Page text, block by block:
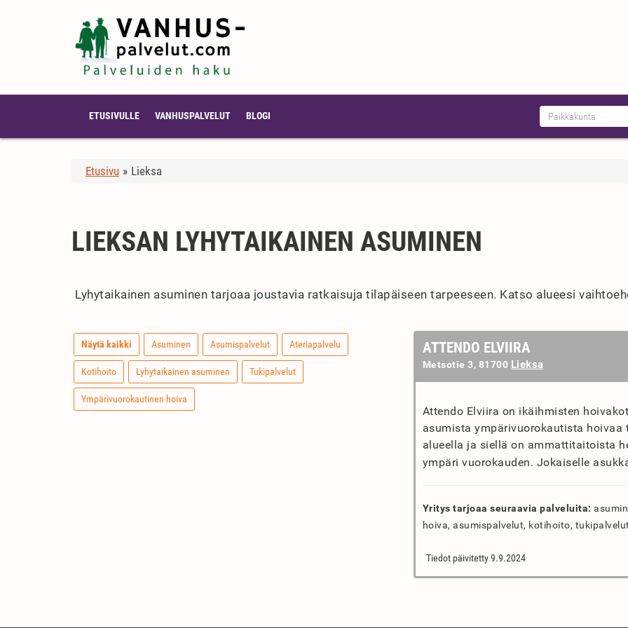
ETUSIVULLE VANHUSPALVELUT BLOGI
Etusivu » Lieksa
LIEKSAN LYHYTAIKAINEN ASUMINEN
Lyhytaikainen asuminen tarjoaa joustavia ratkaisuja tilapäiseen tarpeeseen. Katso alueesi
Näytä kaikki Asuminen Asumispalvelut Ateriapalvelu
Kotihoito Lyhytaikainen asuminen Tukipalvelut
Ympärivuorokautinen hoiva
ATTENDO ELVIIRA
Metsotie 3, 81700 Lieksa
Attendo Elviira on ikäihmisten
asumista ympärivuorokautista
alueella ja siellä on ammattitaitoista
ympäri vuorokauden. Jokaiselle
Yritys tarjoaa seuraavia palveluita:
hoiva, asumispalvelut, kotihoito,
Tiedot päivitetty 9.9.2024